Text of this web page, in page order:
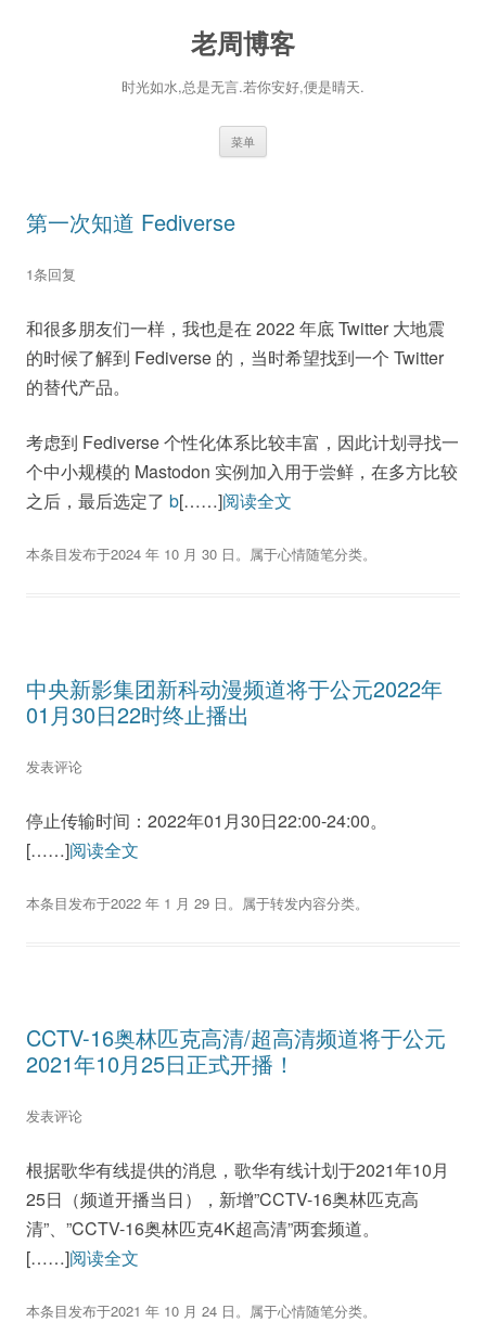
老周博客
时光如水,总是无言.若你安好,便是晴天.
菜单
第一次知道 Fediverse
1条回复
和很多朋友们一样，我也是在 2022 年底 Twitter 大地震
的时候了解到 Fediverse 的，当时希望找到一个 Twitter
的替代产品。
考虑到 Fediverse 个性化体系比较丰富，因此计划寻找一
个中小规模的 Mastodon 实例加入用于尝鲜，在多方比较
之后，最后选定了 b[……]阅读全文
本条目发布于2024 年 10 月 30 日。属于心情随笔分类。
中央新影集团新科动漫频道将于公元2022年
01月30日22时终止播出
发表评论
停止传输时间：2022年01月30日22:00-24:00。
[……]阅读全文
本条目发布于2022 年 1 月 29 日。属于转发内容分类。
CCTV-16奥林匹克高清/超高清频道将于公元
2021年10月25日正式开播！
发表评论
根据歌华有线提供的消息，歌华有线计划于2021年10月
25日（频道开播当日），新增”CCTV-16奥林匹克高
清”、”CCTV-16奥林匹克4K超高清”两套频道。
[……]阅读全文
本条目发布于2021 年 10 月 24 日。属于心情随笔分类。